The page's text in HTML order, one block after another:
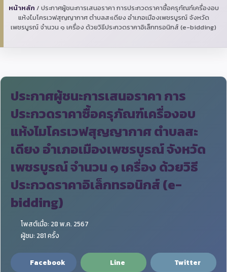
หน้าหลัก / ประกาศผู้ชนะการเสนอราคา การประกวดราคาซื้อครุภัณฑ์เครื่องอบ
แห้งไมโครเวฟสุญญากาศ ตำบลสะเดียง อำเภอเมืองเพชรบูรณ์ จังหวัด
เพชรบูรณ์ จำนวน ๑ เครื่อง ด้วยวิธีประกวดราคาอิเล็กทรอนิกส์ (e-bidding)
ประกาศผู้ชนะการเสนอราคา การ
ประกวดราคาซื้อครุภัณฑ์เครื่องอบ
แห้งไมโครเวฟสุญญากาศ ตำบลสะ
เดียง อำเภอเมืองเพชรบูรณ์ จังหวัด
เพชรบูรณ์ จำนวน ๑ เครื่อง ด้วยวิธี
ประกวดราคาอิเล็กทรอนิกส์ (e-
bidding)
โพสต์เมื่อ: 28 พ.ค. 2567
ผู้ชม: 281 ครั้ง
Facebook Line Twitter